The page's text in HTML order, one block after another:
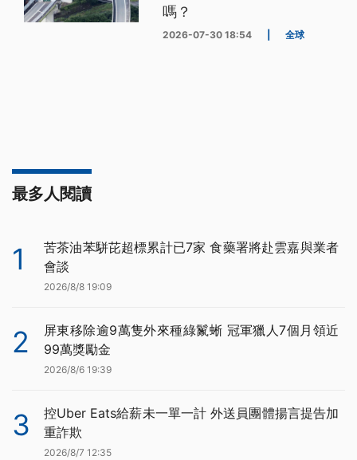
嗎？
2026-07-30 18:54 全球
最多人閱讀
1
苦茶油苯駢芘超標累計已7家 食藥署將赴雲嘉與業者
會談
2026/8/8 19:09
2
屏東移除逾9萬隻外來種綠鬣蜥 冠軍獵人7個月領近
99萬獎勵金
2026/8/6 19:39
3
控Uber Eats給薪未一單一計 外送員團體揚言提告加
重詐欺
2026/8/7 12:35